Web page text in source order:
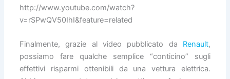
http://www.youtube.com/watch?
v=rSPwQV50IhI&feature=related
Finalmente, grazie al video pubblicato da Renault,
possiamo fare qualche semplice “conticino” sugli
effettivi risparmi ottenibili da una vettura elettrica.